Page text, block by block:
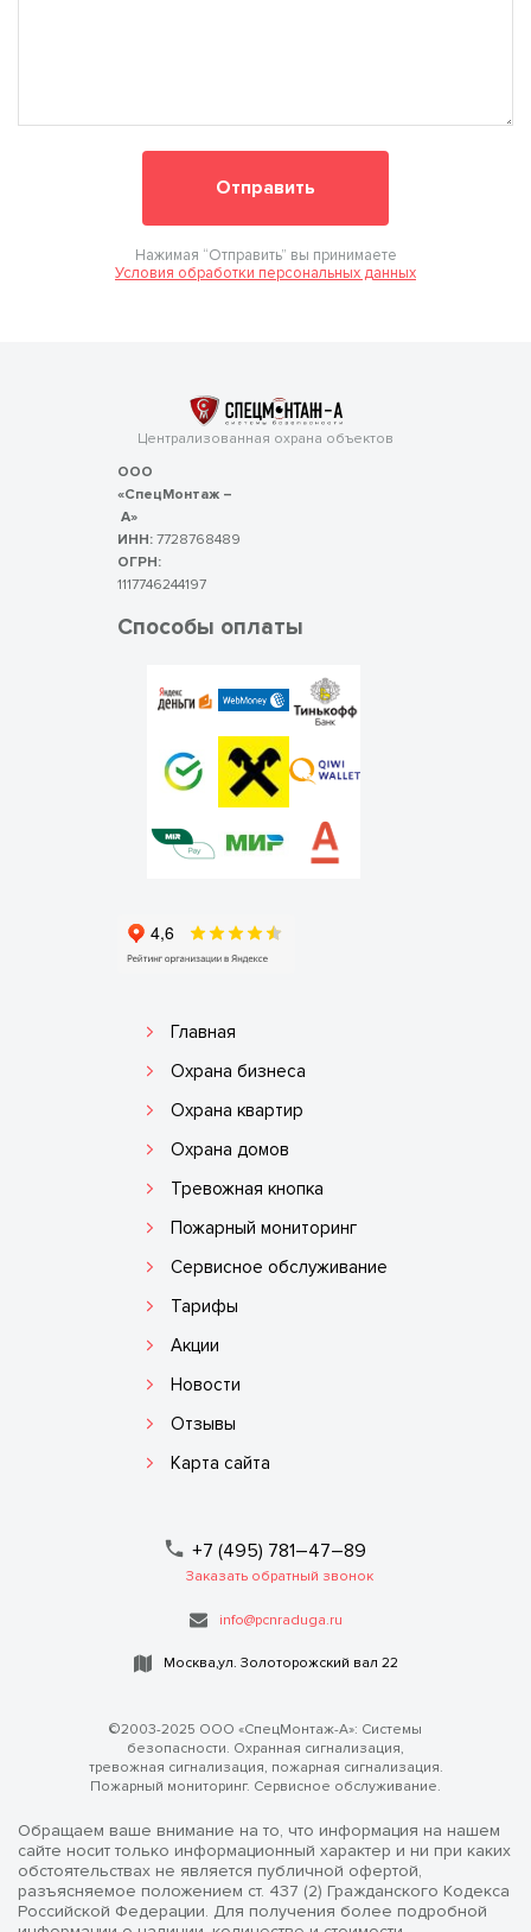
Нажимая “Отправить” вы принимаете
Условия обработки персональных данных
Централизованная охрана объектов
ООО
«СпецМонтаж –
А»
ИНН: 7728768489
ОГРН:
1117746244197
Способы оплаты
Главная
Охрана бизнеса
Охрана квартир
Охрана домов
Тревожная кнопка
Пожарный мониторинг
Сервисное обслуживание
Тарифы
Акции
Новости
Отзывы
Карта сайта
+7 (495) 781–47–89
Заказать обратный звонок
info@pcnraduga.ru
Москва,ул. Золоторожский вал 22
©2003-2025 ООО «СпецМонтаж-А»: Системы
безопасности. Охранная сигнализация,
тревожная сигнализация, пожарная сигнализация.
Пожарный мониторинг. Сервисное обслуживание.
Обращаем ваше внимание на то, что информация на нашем
сайте носит только информационный характер и ни при каких
обстоятельствах не является публичной офертой,
разъясняемое положением ст. 437 (2) Гражданского Кодекса
Российской Федерации. Для получения более подробной